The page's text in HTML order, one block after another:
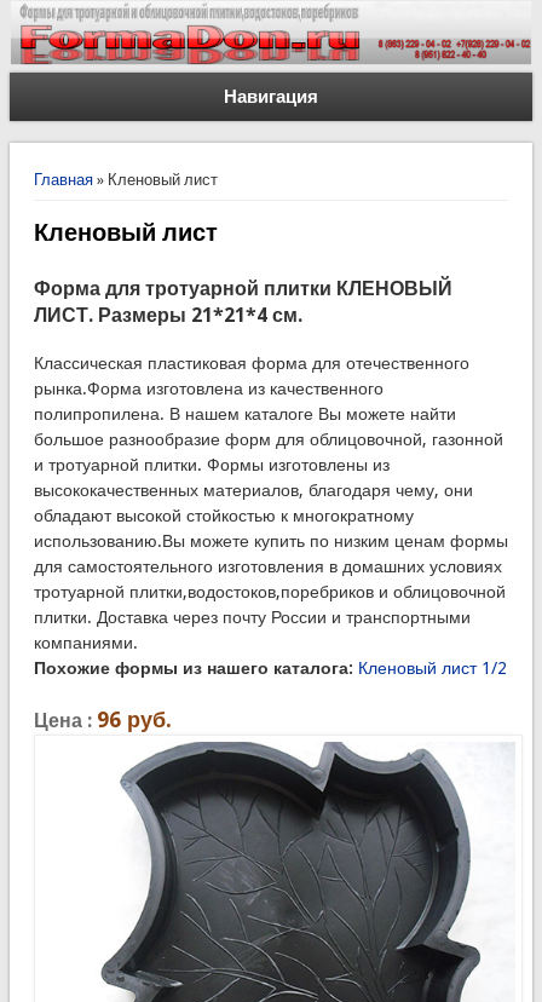
Навигация
Вы здесь
Главная» Кленовый лист
Кленовый лист
Форма для тротуарной плитки КЛЕНОВЫЙ
ЛИСТ. Размеры 21*21*4 см.
Классическая пластиковая форма для отечественного
рынка.Форма изготовлена из качественного
полипропилена. В нашем каталоге Вы можете найти
большое разнообразие форм для облицовочной, газонной
и тротуарной плитки. Формы изготовлены из
высококачественных материалов, благодаря чему, они
обладают высокой стойкостью к многократному
использованию.Вы можете купить по низким ценам формы
для самостоятельного изготовления в домашних условиях
тротуарной плитки,водостоков,поребриков и облицовочной
плитки. Доставка через почту России и транспортными
компаниями.
Похожие формы из нашего каталога: Кленовый лист 1/2
Цена : 96руб.